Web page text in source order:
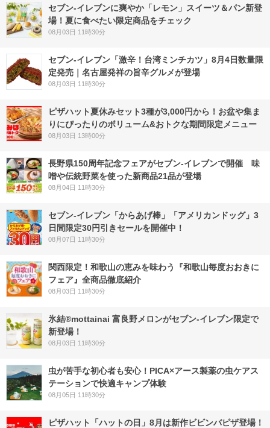
セブン‐イレブンに爽やか「レモン」スイーツ＆パン新登
場！夏に食べたい限定商品をチェック
08月03日 11時30分
セブン-イレブン「激辛！台湾ミンチカツ」8月4日数量限
定発売｜名古屋発祥の旨辛グルメが登場
08月03日 11時30分
ピザハット夏休みセット3種が3,000円から！お盆や集ま
りにぴったりのボリューム&おトクな期間限定メニュー
08月03日 13時00分
長野県150周年記念フェアがセブン-イレブンで開催 味
噌や伝統野菜を使った新商品21品が登場
08月04日 11時30分
セブン‐イレブン「からあげ棒」「アメリカンドッグ」3
日間限定30円引きセールを開催中！
08月07日 11時30分
関西限定！和歌山の恵みを味わう『和歌山毎度おおきに
フェア』全商品徹底紹介
08月03日 11時30分
氷結®mottainai 富良野メロンがセブン‐イレブン限定で
新登場！
08月03日 11時30分
虫が苦手な初心者も安心！PICA×アース製薬の虫ケアス
テーションで快適キャンプ体験
08月05日 11時30分
ピザハット「ハットの日」8月は新作ビビンバピザ登場！